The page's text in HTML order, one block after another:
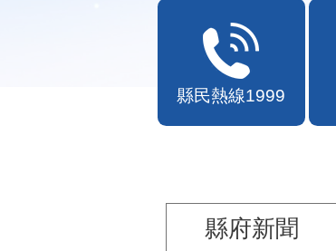
縣民熱線1999
縣府新聞